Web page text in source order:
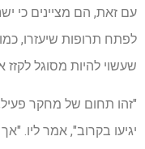
עם זאת, הם מציינים כי
לפתח תרופות שיעזרו, כמו
שעשוי להיות מסוגל
"זהו תחום של מחקר פעיל,
יגיעו בקרוב", אמר ליו.